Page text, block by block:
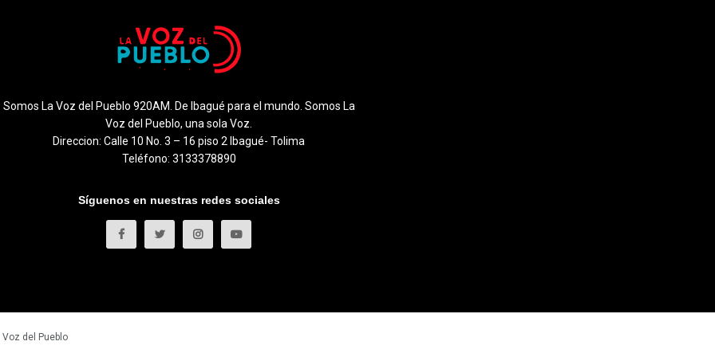
Somos La Voz del Pueblo 920AM. De Ibagué para el mundo. Somos La
Voz del Pueblo, una sola Voz.
Direccion: Calle 10 No. 3 – 16 piso 2 Ibagué- Tolima
Teléfono: 3133378890
Síguenos en nuestras redes sociales
Voz del Pueblo